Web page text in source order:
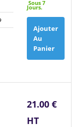
Sous 7
Jours.
Ajouter
Au
Panier
21.00 €
HT